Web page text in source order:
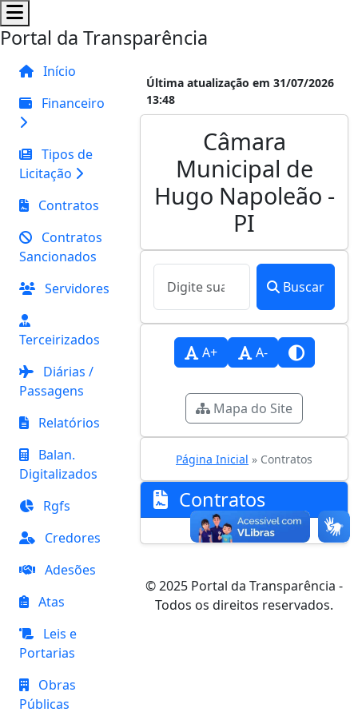
Portal da Transparência
Início
Financeiro
Tipos de
Licitação
Contratos
Contratos
Sancionados
Servidores
Terceirizados
Diárias /
Passagens
Relatórios
Balan.
Digitalizados
Rgfs
Credores
Adesões
Atas
Leis e
Portarias
Obras
Públicas
Última atualização em 31/07/2026
13:48
Câmara
Municipal de
Hugo Napoleão -
PI
Buscar
A+ A-
Mapa do Site
Página Inicial » Contratos
Contratos
© 2025 Portal da Transparência -
Todos os direitos reservados.